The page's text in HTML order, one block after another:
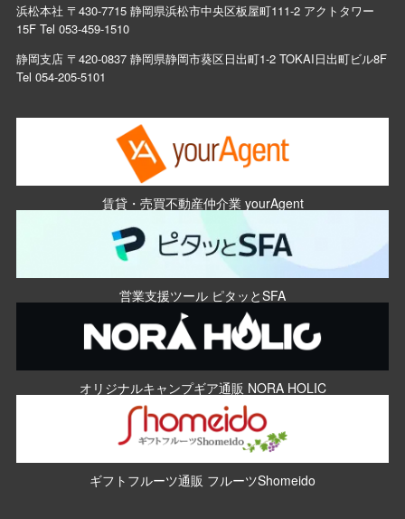
浜松本社 〒430-7715 静岡県浜松市中央区板屋町111-2 アクトタワー
15F Tel 053-459-1510
静岡支店 〒420-0837 静岡県静岡市葵区日出町1-2 TOKAI日出町ビル8F
Tel 054-205-5101
賃貸・売買不動産仲介業 yourAgent
営業支援ツール ピタッとSFA
オリジナルキャンプギア通販 NORA HOLIC
ギフトフルーツ通販 フルーツShomeido